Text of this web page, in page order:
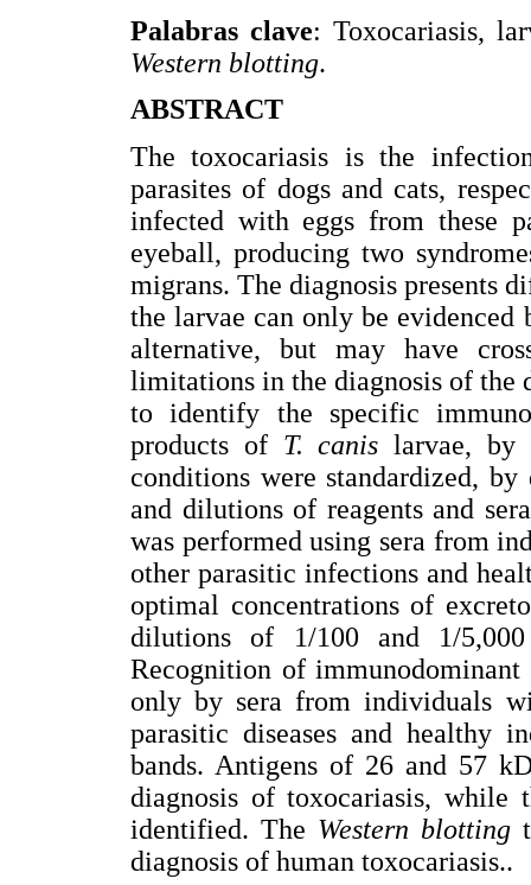
Palabras clave: Toxocariasis,
Western blotting.
ABSTRACT
The toxocariasis is the
parasites of dogs and cats,
infected with eggs from these
eyeball, producing two
migrans. The diagnosis presents
the larvae can only be evidenced
alternative, but may have
limitations in the diagnosis of the
to identify the specific
products of T. canislarvae, by
conditions were standardized,
and dilutions of reagents and
was performed using sera from
other parasitic infections and
optimal concentrations of
dilutions of 1/100 and 1/
Recognition of
only by sera from individuals
parasitic diseases and healthy
bands. Antigens of 26 and 57
diagnosis of toxocariasis, while
identified. The Western blotting
diagnosis of human toxocariasis..